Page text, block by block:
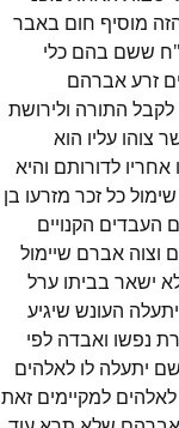
מוסיף חום באבר
ששם בהם כלי
זרע אברהם
לקבל התורה ולירושת
עליו הוא
לדורותם והיא
כל זכר מזרעו בן
העבדים הקנויים
וצוה אברם שיימול
ישאר בביתו ערל
העונש שיגיע
נפשו ואבדה לפי
יתעלה לו לאלהים
למקיימים זאת